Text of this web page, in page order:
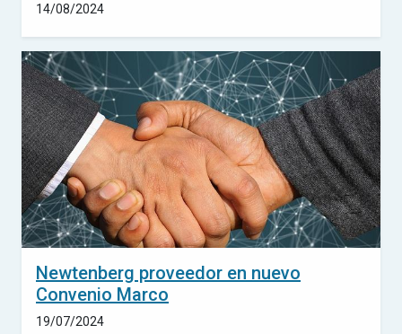
14/08/2024
Newtenberg proveedor en nuevo
Convenio Marco
19/07/2024